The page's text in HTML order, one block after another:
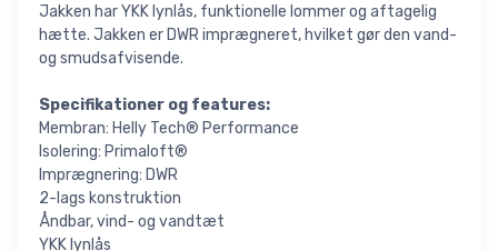
Jakken har YKK lynlås, funktionelle lommer og aftagelig
hætte. Jakken er DWR imprægneret, hvilket gør den vand-
og smudsafvisende.
Specifikationer og features:
Membran: Helly Tech® Performance
Isolering: Primaloft®
Imprægnering: DWR
2-lags konstruktion
Åndbar, vind- og vandtæt
YKK lynlås